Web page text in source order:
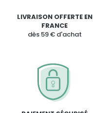
LIVRAISON OFFERTE EN
FRANCE
dès 59 € d'achat